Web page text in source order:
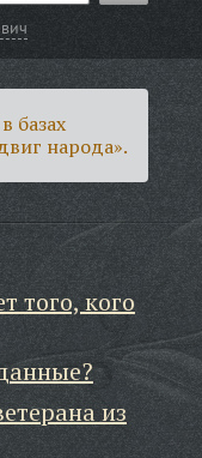
базах
народа».
того, кого
из